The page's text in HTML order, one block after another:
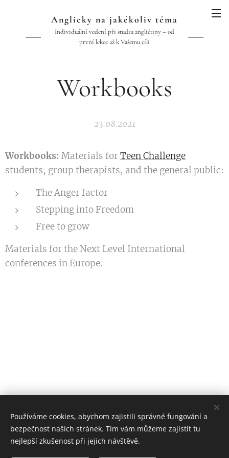
Anglicky na jakékoliv téma
Individuální vedení při studiu angličtiny – od
první lekce až k Vašemu cíli
Workbooks
23.08.2021
Workbooks: Materials forTeen Challenge
students, group therapists, and the general public:
The Anger factor
Stepping into Freedom
Free to grow
Materials for the Next Level International
conferences in Europe.
Vladěn Lasotová - English
Používáme cookies, abychom zajistili správné fungování a
bezpečnost našich stránek. Tím vám můžeme zajistit tu
nejlepší zkušenost při jejich návštěvě.